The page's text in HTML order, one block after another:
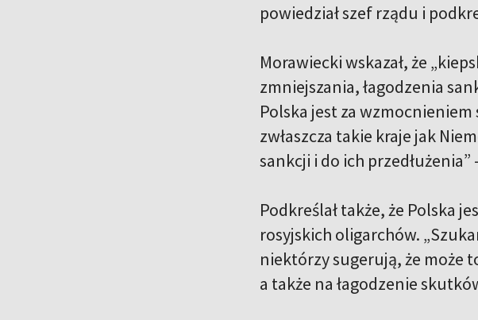
powiedział szef rządu i
Morawiecki wskazał, że
zmniejszania, łagodzenia
Polska jest za wzmocnieniem
zwłaszcza takie kraje jak
sankcji i do ich przedłużenia”
Podkreślał także, że Polska
rosyjskich oligarchów.
niektórzy sugerują, że może
a także na łagodzenie